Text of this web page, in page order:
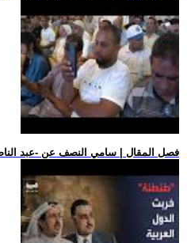
.. فصل المقال | سامي النصف عن -عبد